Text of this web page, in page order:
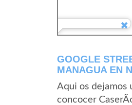
GOOGLE
MANAGUA EN
Aqui os dejamos
concocer